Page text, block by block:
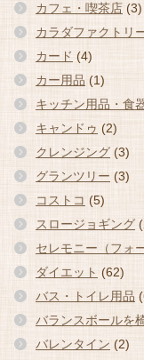
カフェ・喫茶店 (3)
カラダファクトリ
カード (4)
カー用品 (1)
キッチン用品・食
キャンドゥ (2)
クレンジング (3)
グランツリー (3)
コストコ (5)
スロージョギング
セレモニー（フォ
ダイエット (62)
バス・トイレ用品
バランスボールを
バレンタイン (2)